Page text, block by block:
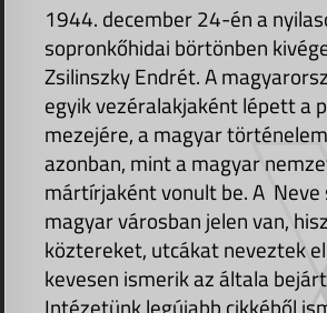
1944. december 24-én a
sopronkőhidai börtönben
Zsilinszky Endrét. A
egyik vezéralakjaként lépett a
mezejére, a magyar
azonban, mint a magyar
mártírjaként vonult be. A Neve
magyar városban jelen van,
köztereket, utcákat neveztek
kevesen ismerik az általa
Intézetünk legújabb cikkéből